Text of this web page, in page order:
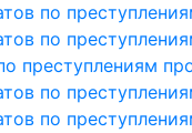
по
по
преступлениям
по
по